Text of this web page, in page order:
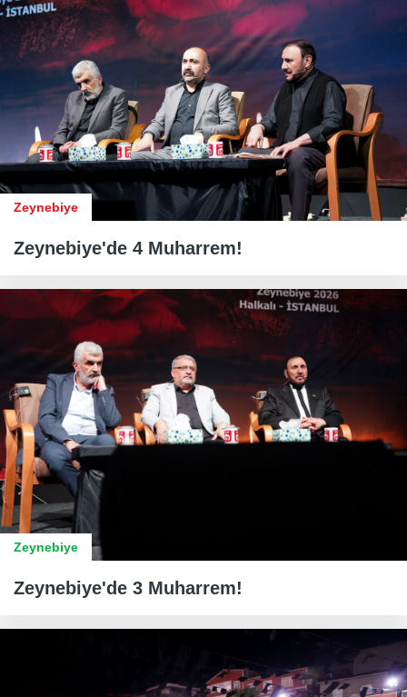
Zeynebiye
Zeynebiye'de 4 Muharrem!
Zeynebiye
Zeynebiye'de 3 Muharrem!